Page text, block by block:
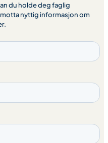
du holde deg faglig
nyttig informasjon om